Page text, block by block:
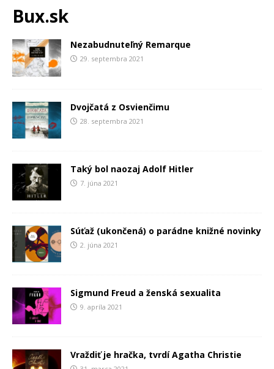
Bux.sk
Nezabudnuteľný Remarque
29. septembra 2021
Dvojčatá z Osvienčimu
28. septembra 2021
Taký bol naozaj Adolf Hitler
7. júna 2021
Súťaž (ukončená) o parádne knižné novinky
2. júna 2021
Sigmund Freud a ženská sexualita
9. apríla 2021
Vraždiť je hračka, tvrdí Agatha Christie